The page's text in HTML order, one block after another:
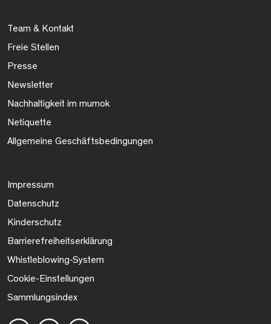
Team & Kontakt
Freie Stellen
Presse
Newsletter
Nachhaltigkeit im mumok
Netiquette
Allgemeine Geschäftsbedingungen
Impressum
Datenschutz
Kinderschutz
Barrierefreiheitserklärung
Whistleblowing-System
Cookie-Einstellungen
Sammlungsindex